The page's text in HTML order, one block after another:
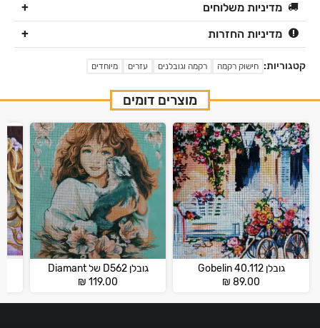
מדיניות משלוחים
מדיניות החזרות
קטגוריות: חישוק רקמה רקמה וגובלנים עזרים מיוחדים
מוצרים דומים
גובלן 40.112 Gobelin
₪ 89.00
גובלן D562 של Diamant
₪ 119.00